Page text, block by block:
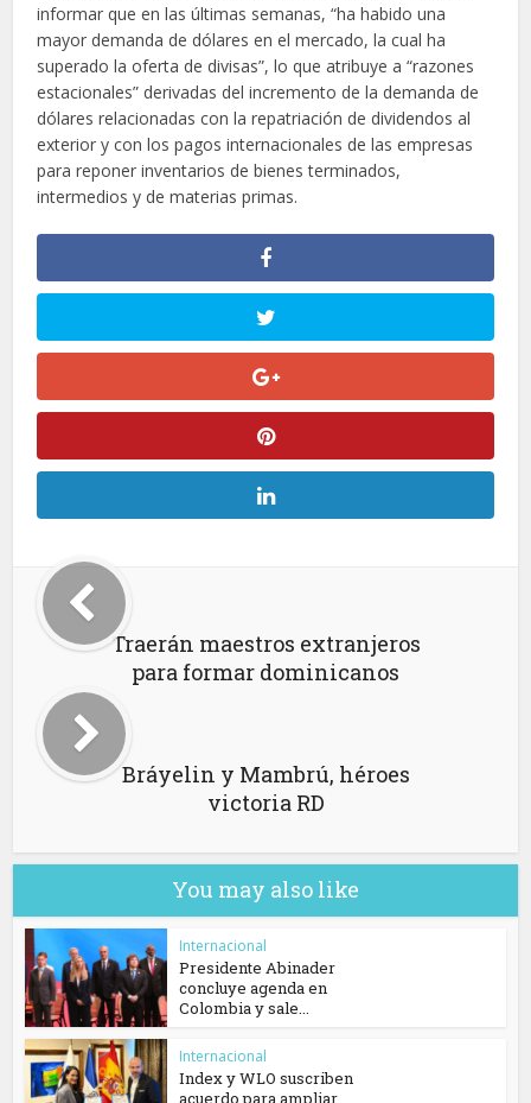
informar que en las últimas semanas, “ha habido una
mayor demanda de dólares en el mercado, la cual ha
superado la oferta de divisas”, lo que atribuye a “razones
estacionales” derivadas del incremento de la demanda de
dólares relacionadas con la repatriación de dividendos al
exterior y con los pagos internacionales de las empresas
para reponer inventarios de bienes terminados,
intermedios y de materias primas.
Traerán maestros extranjeros
para formar dominicanos
Bráyelin y Mambrú, héroes
victoria RD
You may also like
Internacional
Presidente Abinader
concluye agenda en
Colombia y sale...
Internacional
Index y WLO suscriben
acuerdo para ampliar...